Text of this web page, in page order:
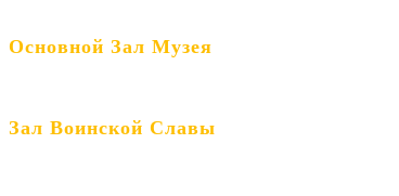
Основной Зал Музея
Зал Воинской Славы